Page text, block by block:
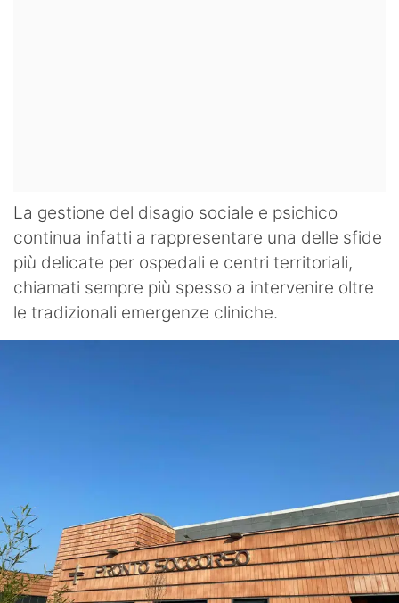
La gestione del disagio sociale e psichico
continua infatti a rappresentare una delle sfide
più delicate per ospedali e centri territoriali,
chiamati sempre più spesso a intervenire oltre
le tradizionali emergenze cliniche.